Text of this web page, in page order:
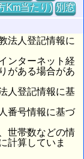
Km当たり) 別窓
法人登記情報に
ンターネット経
がある場合があ
人登記情報に基
番号情報に基づ
世帯数などの情
計算していま